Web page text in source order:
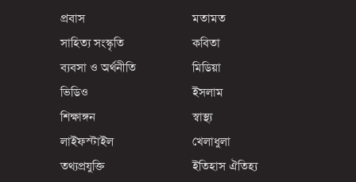
প্রবাস
মতামত
সাহিত্য সংস্কৃতি
কবিতা
ব্যবসা ও অর্থনীতি
মিডিয়া
ভিডিও
ইসলাম
শিক্ষাঙ্গন
স্বাস্থ্য
লাইফস্টাইল
খেলাধুলা
তথ্যপ্রযুক্তি
ইতিহাস ঐতিহ্য